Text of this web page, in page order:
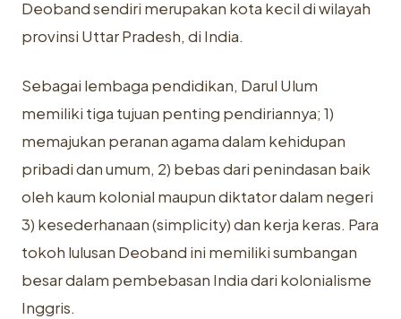
Deoband sendiri merupakan kota kecil di wilayah
provinsi Uttar Pradesh, di India.
Sebagai lembaga pendidikan, Darul Ulum
memiliki tiga tujuan penting pendiriannya; 1)
memajukan peranan agama dalam kehidupan
pribadi dan umum, 2) bebas dari penindasan baik
oleh kaum kolonial maupun diktator dalam negeri
3) kesederhanaan (simplicity) dan kerja keras. Para
tokoh lulusan Deoband ini memiliki sumbangan
besar dalam pembebasan India dari kolonialisme
Inggris.